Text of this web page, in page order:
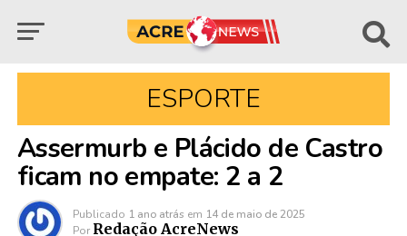
ESPORTE
Assermurb e Plácido de Castro
ficam no empate: 2 a 2
Publicado 1 ano atrás em 14 de maio de 2025
Por Redação AcreNews